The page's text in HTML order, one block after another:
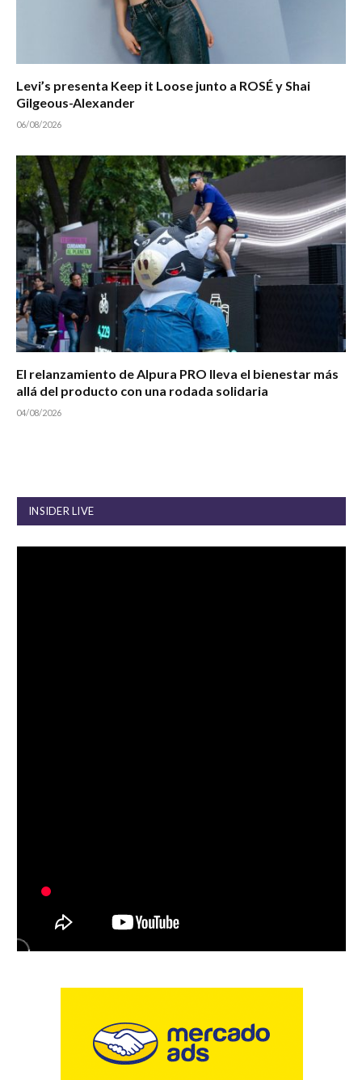
Levi’s presenta Keep it Loose junto a ROSÉ y Shai
Gilgeous-Alexander
06/08/2026
El relanzamiento de Alpura PRO lleva el bienestar más
allá del producto con una rodada solidaria
04/08/2026
INSIDER LIVE